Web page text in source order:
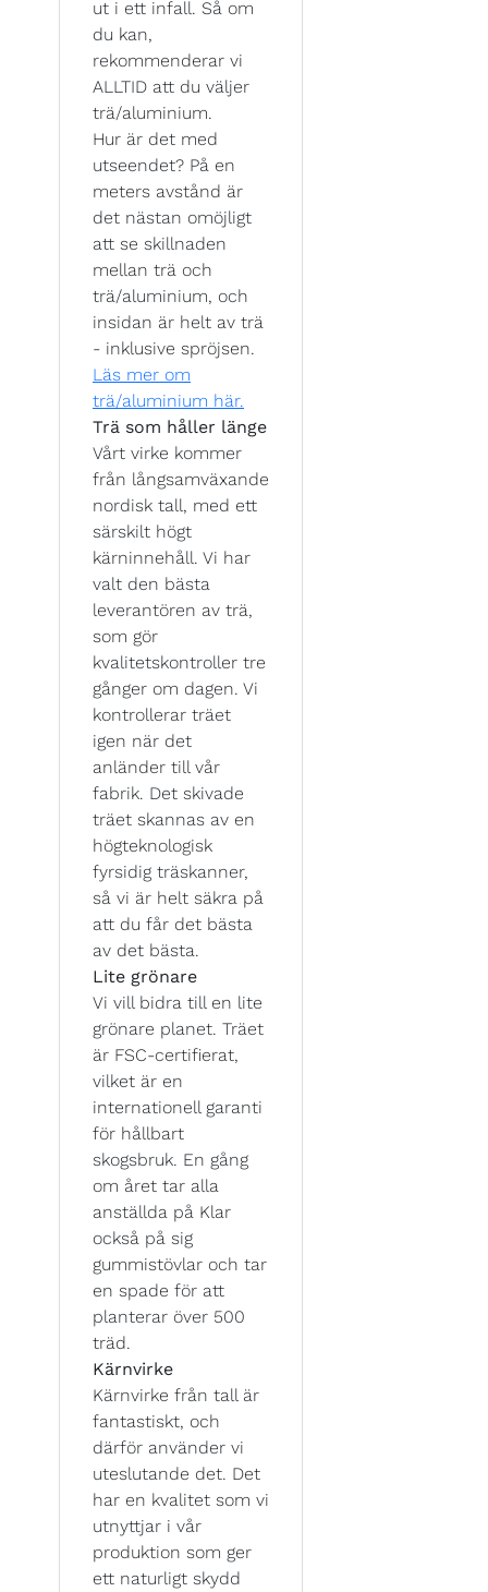
ut i ett infall. Så om
du kan,
rekommenderar vi
ALLTID att du väljer
trä/aluminium.
Hur är det med
utseendet? På en
meters avstånd är
det nästan omöjligt
att se skillnaden
mellan trä och
trä/aluminium, och
insidan är helt av trä
- inklusive spröjsen.
Läs mer om
trä/aluminium här.
Trä som håller länge
Vårt virke kommer
från långsamväxande
nordisk tall, med ett
särskilt högt
kärninnehåll. Vi har
valt den bästa
leverantören av trä,
som gör
kvalitetskontroller tre
gånger om dagen. Vi
kontrollerar träet
igen när det
anländer till vår
fabrik. Det skivade
träet skannas av en
högteknologisk
fyrsidig träskanner,
så vi är helt säkra på
att du får det bästa
av det bästa.
Lite grönare
Vi vill bidra till en lite
grönare planet. Träet
är FSC-certifierat,
vilket är en
internationell garanti
för hållbart
skogsbruk. En gång
om året tar alla
anställda på Klar
också på sig
gummistövlar och tar
en spade för att
planterar över 500
träd.
Kärnvirke
Kärnvirke från tall är
fantastiskt, och
därför använder vi
uteslutande det. Det
har en kvalitet som vi
utnyttjar i vår
produktion som ger
ett naturligt skydd